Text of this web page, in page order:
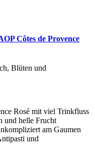
Côtes de Provence
Blüten und
Rosé mit viel Trinkfluss
und helle Frucht
am Gaumen
und